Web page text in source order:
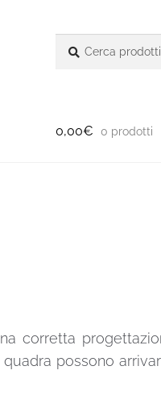
0,00€ 0 prodotti
corretta
possono